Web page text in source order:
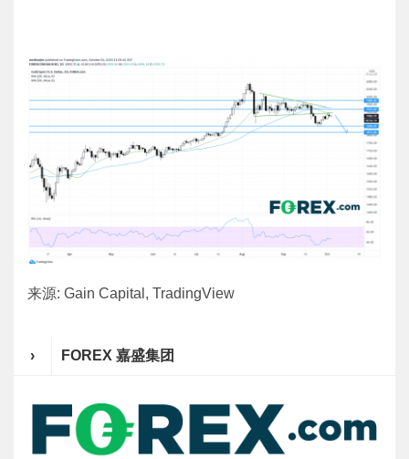
来源: Gain Capital, TradingView
› FOREX 嘉盛集团